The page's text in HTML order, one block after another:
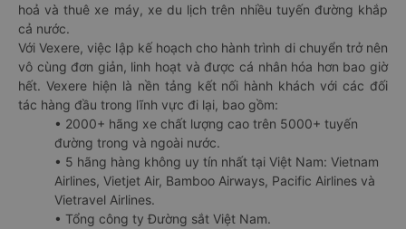
hoả và thuê xe máy, xe du lịch trên nhiều tuyến đường khắp
cả nước.
Với Vexere, việc lập kế hoạch cho hành trình di chuyển trở nên
vô cùng đơn giản, linh hoạt và được cá nhân hóa hơn bao giờ
hết. Vexere hiện là nền tảng kết nối hành khách với các đối
tác hàng đầu trong lĩnh vực đi lại, bao gồm:
• 2000+ hãng xe chất lượng cao trên 5000+ tuyến
đường trong và ngoài nước.
• 5 hãng hàng không uy tín nhất tại Việt Nam: Vietnam
Airlines, Vietjet Air, Bamboo Airways, Pacific Airlines và
Vietravel Airlines.
• Tổng công ty Đường sắt Việt Nam.